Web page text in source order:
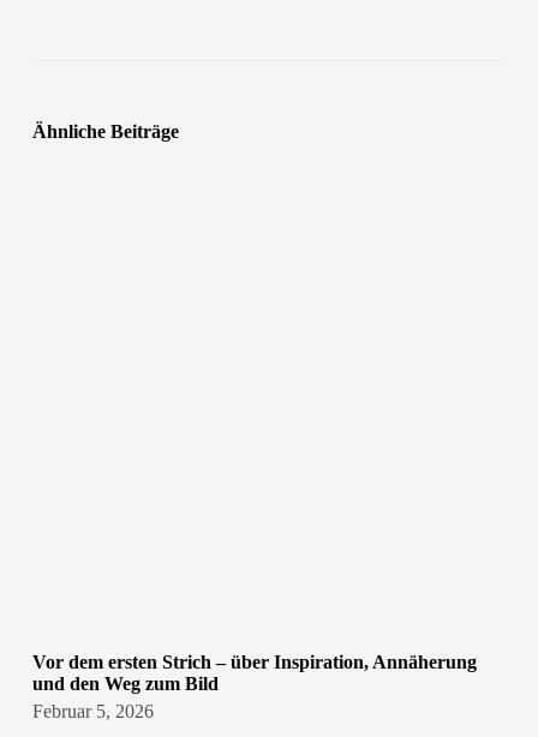
Ähnliche Beiträge
Vor dem ersten Strich – über Inspiration, Annäherung
und den Weg zum Bild
Februar 5, 2026